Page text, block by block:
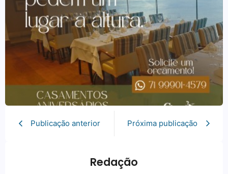
Publicação anterior Próxima publicação
Redação